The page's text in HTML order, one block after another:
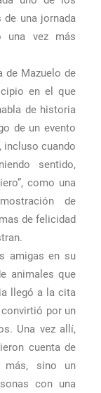
de una jornada
una vez más
de Mazuelo de
en el que
de historia
de un evento
incluso cuando
sentido,
como una
de
de felicidad
amigas en su
animales que
llegó a la cita
por un
Una vez allí,
cuenta de
sino un
con una